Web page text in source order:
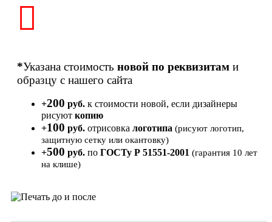
*Указана стоимость новой по реквизитам и
образцу с нашего сайта
+200 руб. к стоимости новой, если дизайнеры
рисуют копию
+100 руб. отрисовка логотипа (рисуют логотип,
защитную сетку или окантовку)
+500 руб. по ГОСТу Р 51551-2001 (гарантия 10 лет
на клише)